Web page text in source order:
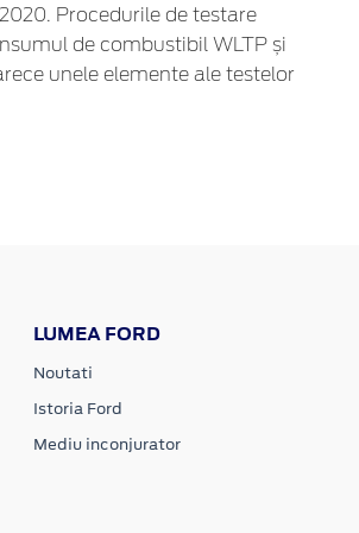
Procedurile de testare
de combustibil WLTP și
unele elemente ale testelor
LUMEA FORD
Noutati
Istoria Ford
Mediu inconjurator